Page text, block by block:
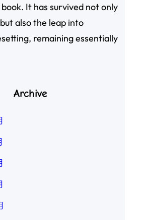
It has survived not only
also the leap into
remaining essentially
Archive